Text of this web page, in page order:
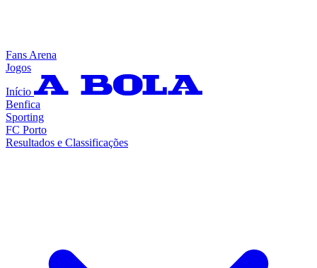
Fans Arena
Jogos
Início
Benfica
Sporting
FC Porto
Resultados e Classificações